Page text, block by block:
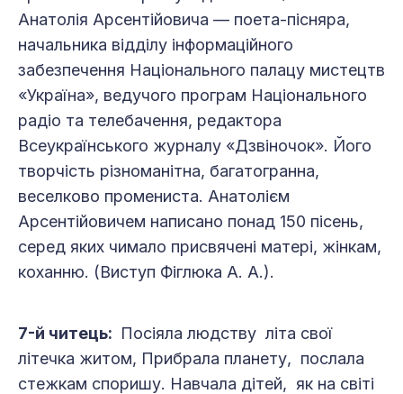
Анатолія Арсентійовича — поета-пісняра,
начальника відділу інформаційного
забезпечення Національного палацу мистецтв
«Україна», ведучого програм Національного
радіо та телебачення, редактора
Всеукраїнського журналу «Дзвіночок». Його
творчість різноманітна, багатогранна,
веселково промениста. Анатолієм
Арсентійовичем написано понад 150 пісень,
серед яких чимало присвячені матері, жінкам,
коханню. (Виступ Фіглюка А. А.).
7-й читець: Посіяла людству літа свої
літечка житом, Прибрала планету, послала
стежкам споришу. Навчала дітей, як на світі